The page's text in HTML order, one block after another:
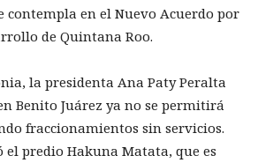
contempla en el Nuevo Acuerdo por
de Quintana Roo.
la presidenta Ana Paty Peralta
Benito Juárez ya no se permitirá
fraccionamientos sin servicios.
el predio Hakuna Matata, que es